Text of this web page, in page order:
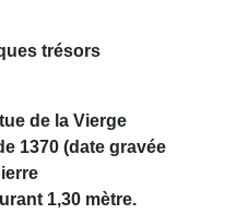
trésors
de la Vierge
1370 (date gravée
1,30 mètre.